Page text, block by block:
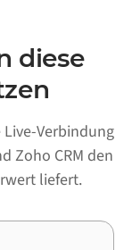
diese
Verbindung
Zoho CRM den
liefert.